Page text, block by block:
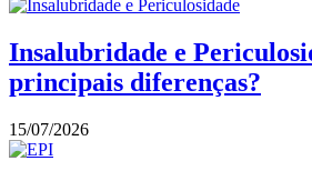
Insalubridade e
principais diferenças?
15/07/2026